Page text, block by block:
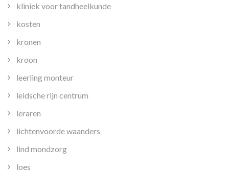
kliniek voor tandheelkunde
kosten
kronen
kroon
leerling monteur
leidsche rijn centrum
leraren
lichtenvoorde waanders
lind mondzorg
loes